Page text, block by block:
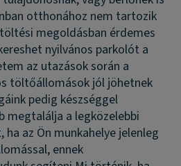
otthonához nem tartozik
megoldásban érdemes
nyilvános parkolót a
az utazások során a
töltőállomások jól jöhetnek
pedig készséggel
megtalálja a legközelebbi
az Ön munkahelye jelenleg
ennek